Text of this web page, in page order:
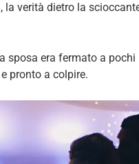
la verità dietro la
sposa era fermato a
pronto a colpire.